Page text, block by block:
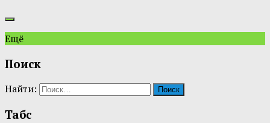
Ещё
Поиск
Найти:
Табс